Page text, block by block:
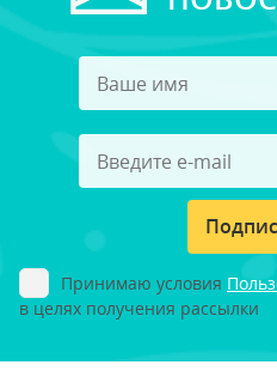
Принимаю условия
в целях получения рассылки